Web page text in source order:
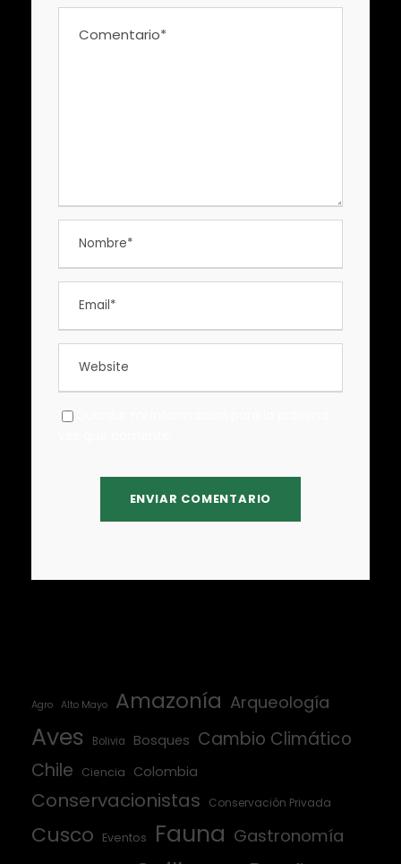
Agro Alto Mayo Amazonía Arqueología
Aves Bolivia Bosques Cambio Climático
Chile
Ciencia Colombia
Conservacionistas Conservación Privada
Cusco Eventos Fauna Gastronomía